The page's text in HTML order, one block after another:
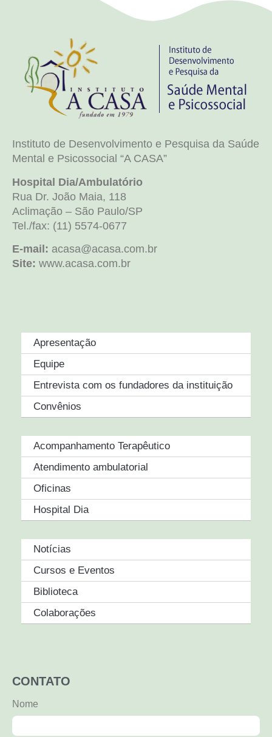
Instituto de Desenvolvimento e Pesquisa da Saúde
Mental e Psicossocial “A CASA”
Hospital Dia/Ambulatório
Rua Dr. João Maia, 118
Aclimação – São Paulo/SP
Tel./fax: (11) 5574-0677
E-mail: acasa@acasa.com.br
Site: www.acasa.com.br
Apresentação
Equipe
Entrevista com os fundadores da instituição
Convênios
Acompanhamento Terapêutico
Atendimento ambulatorial
Oficinas
Hospital Dia
Notícias
Cursos e Eventos
Biblioteca
Colaborações
CONTATO
Nome